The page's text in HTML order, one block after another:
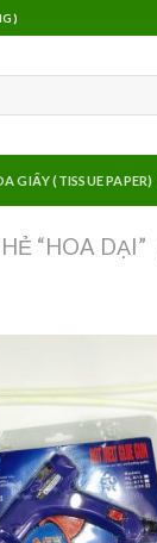
GIẤY (TISSUE PAPER)
“HOA DẠI”